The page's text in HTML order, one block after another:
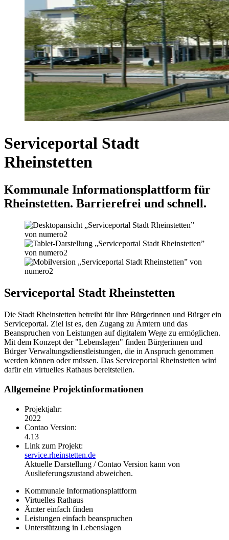
Serviceportal Stadt
Rheinstetten
Kommunale Informationsplattform für
Rheinstetten. Barrierefrei und schnell.
Serviceportal Stadt Rheinstetten
Die Stadt Rheinstetten betreibt für Ihre Bürgerinnen und Bürger ein
Serviceportal. Ziel ist es, den Zugang zu Ämtern und das
Beanspruchen von Leistungen auf digitalem Wege zu ermöglichen.
Mit dem Konzept der "Lebenslagen" finden Bürgerinnen und
Bürger Verwaltungsdienstleistungen, die in Anspruch genommen
werden können oder müssen. Das Serviceportal Rheinstetten wird
dafür ein virtuelles Rathaus bereitstellen.
Allgemeine Projektinformationen
Projektjahr:
2022
Contao Version:
4.13
Link zum Projekt:
service.rheinstetten.de
Aktuelle Darstellung / Contao Version kann von
Auslieferungszustand abweichen.
Kommunale Informationsplattform
Virtuelles Rathaus
Ämter einfach finden
Leistungen einfach beanspruchen
Unterstützung in Lebenslagen